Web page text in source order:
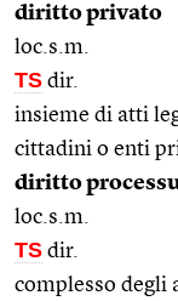
diritto privato
loc.s.m.
TS dir.
insieme di atti
cittadini o enti
diritto
loc.s.m.
TS dir.
complesso degli